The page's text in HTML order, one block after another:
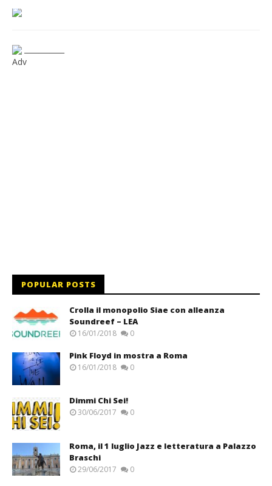
Adv
POPULAR POSTS
Crolla il monopolio Siae con alleanza
Soundreef – LEA
16/01/2018 0
Pink Floyd in mostra a Roma
16/01/2018 0
Dimmi Chi Sei!
30/06/2017 0
Roma, il 1 luglio Jazz e letteratura a Palazzo
Braschi
29/06/2017 0